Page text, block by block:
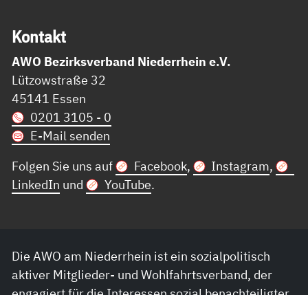
Kon­takt
AWO Bezirksverband Niederrhein e.V.
Lützowstraße 32
45141 Essen
0201 3105 - 0
E-Mail senden
Folgen Sie uns auf
Facebook, Instagram,
LinkedIn und YouTube.
Die AWO am Niederrhein ist ein sozialpolitisch
aktiver Mitglieder- und Wohlfahrtsverband, der